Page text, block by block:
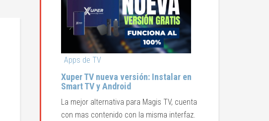
Apps de TV
Xuper TV nueva versión: Instalar en
Smart TV y Android
La mejor alternativa para Magis TV, cuenta
con mas contenido con la misma interfaz.